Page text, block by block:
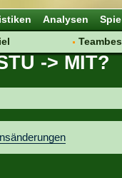
Analysen
& Tipps-> MIT?